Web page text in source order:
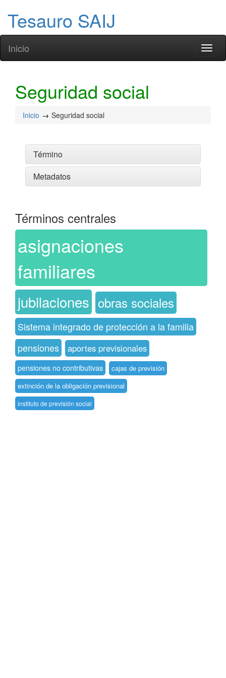
Tesauro SAIJ
Inicio
Seguridad social
Inicio Seguridad social
Término
Metadatos
Términos centrales
asignaciones
familiares
jubilaciones obras sociales
Sistema integrado de protección a la familia
pensiones
aportes previsionales
pensiones no contributivas
cajas de previsión
extinción de la obligación previsional
instituto de previsión social